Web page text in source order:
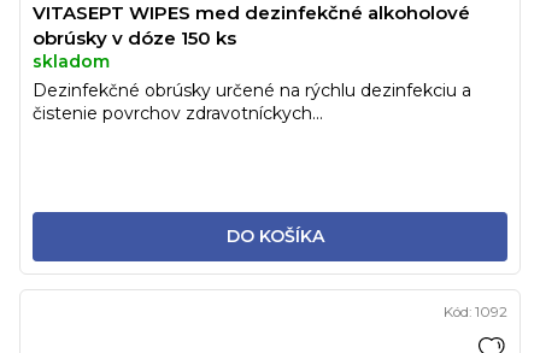
VITASEPT WIPES med dezinfekčné alkoholové
obrúsky v dóze 150 ks
skladom
DO KOŠÍKA
Dezinfekčné obrúsky určené na rýchlu dezinfekciu a
čistenie povrchov zdravotníckych...
Kód: 1092